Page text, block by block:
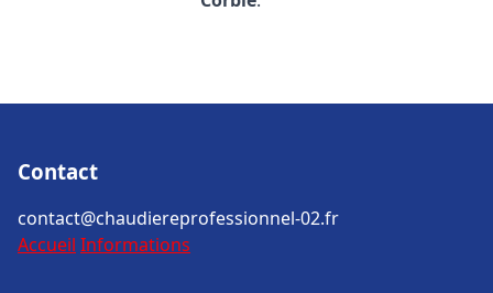
Contact
contact@chaudiereprofessionnel-02.fr
Accueil Informations